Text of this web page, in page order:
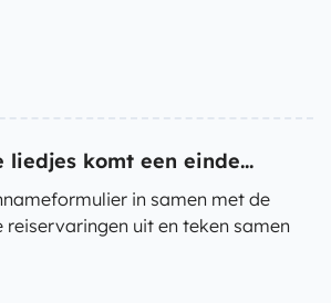
liedjes komt een einde...
in samen met de
reiservaringen uit en teken samen